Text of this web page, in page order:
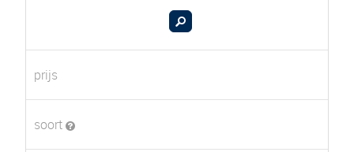
prijs
soort